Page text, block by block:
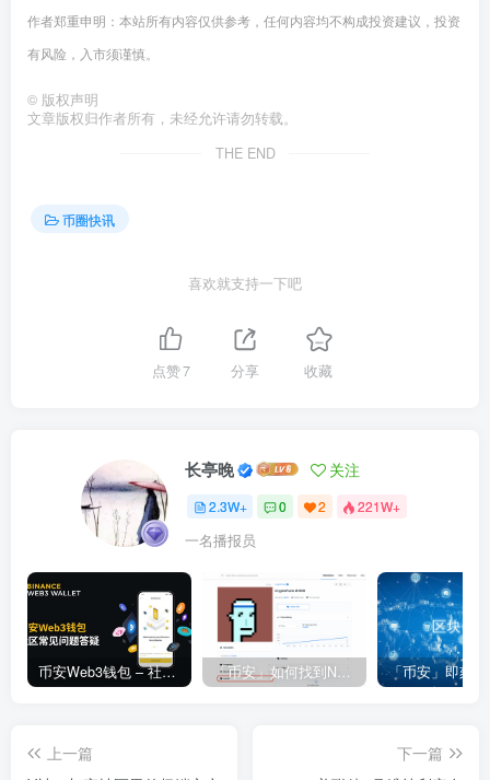
作者郑重申明：本站所有内容仅供参考，任何内容均不构成投资建议，投资
有风险，入市须谨慎。
© 版权声明
文章版权归作者所有，未经允许请勿转载。
THE END
币圈快讯
喜欢就支持一下吧
点赞7 分享 收藏
长亭晚 关注
2.3W+ 0 2 221W+
一名播报员
币安Web3钱包 – 社区常见问题答疑 「币安」如何找到NFT合约地址？
上一篇
下一篇